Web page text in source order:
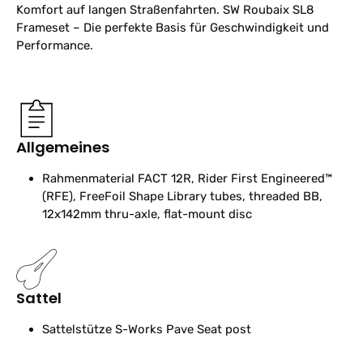
Komfort auf langen Straßenfahrten. SW Roubaix SL8
Frameset – Die perfekte Basis für Geschwindigkeit und
Performance.
Allgemeines
Rahmenmaterial FACT 12R, Rider First Engineered™
(RFE), FreeFoil Shape Library tubes, threaded BB,
12x142mm thru-axle, flat-mount disc
Sattel
Sattelstütze S-Works Pave Seat post